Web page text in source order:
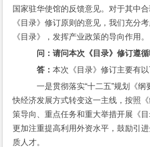
国家驻华使馆的反馈意见。对于其中
《目录》修订原则的意见，我们充分
《目录》，发挥产业政策的导向作用。
问：请问本次《目录》修订遵
答：本次《目录》修订主要有以
一是贯彻落实“十二五”规划《纲
快经济发展方式转变这一主线，按照
策导向、重点任务和重大举措开展《目
更加注重提高利用外资水平，鼓励引
质人才。